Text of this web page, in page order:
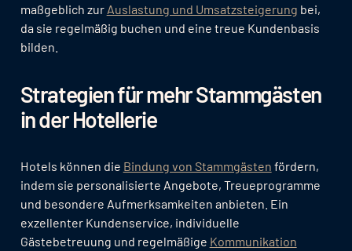
maßgeblich zur Auslastung und Umsatzsteigerung bei,
da sie regelmäßig buchen und eine treue Kundenbasis
bilden.
Strategien für mehr Stammgästen
in der Hotellerie
Hotels können die Bindung von Stammgästen fördern,
indem sie personalisierte Angebote, Treueprogramme
und besondere Aufmerksamkeiten anbieten. Ein
exzellenter Kundenservice, individuelle
Gästebetreuung und regelmäßige Kommunikation